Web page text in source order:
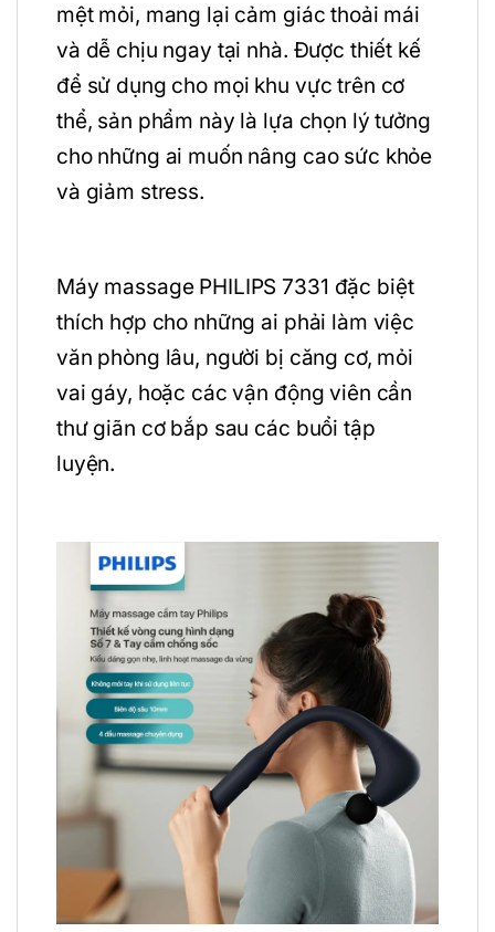
mệt mỏi, mang lại cảm giác thoải mái
và dễ chịu ngay tại nhà. Được thiết kế
để sử dụng cho mọi khu vực trên cơ
thể, sản phẩm này là lựa chọn lý tưởng
cho những ai muốn nâng cao sức khỏe
và giảm stress.
Máy massage PHILIPS 7331 đặc biệt
thích hợp cho những ai phải làm việc
văn phòng lâu, người bị căng cơ, mỏi
vai gáy, hoặc các vận động viên cần
thư giãn cơ bắp sau các buổi tập
luyện.